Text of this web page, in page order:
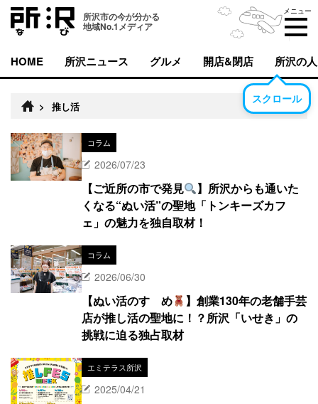
所沢市の今が分かる
地域No.1メディア
メニュー
HOME 所沢ニュース グルメ 開店&閉店 所沢の人
スクロール
> 推し活
コラム
2026/07/23
【ご近所の市で発見
】所沢からも通いた
くなる“ぬい活”の聖地「トンキーズカフ
ェ」の魅力を独自取材！
コラム
2026/06/30
【ぬい活のすゝめ
】創業130年の老舗手芸
店が推し活の聖地に！？所沢「いせき」の
挑戦に迫る独占取材
エミテラス所沢
2025/04/21